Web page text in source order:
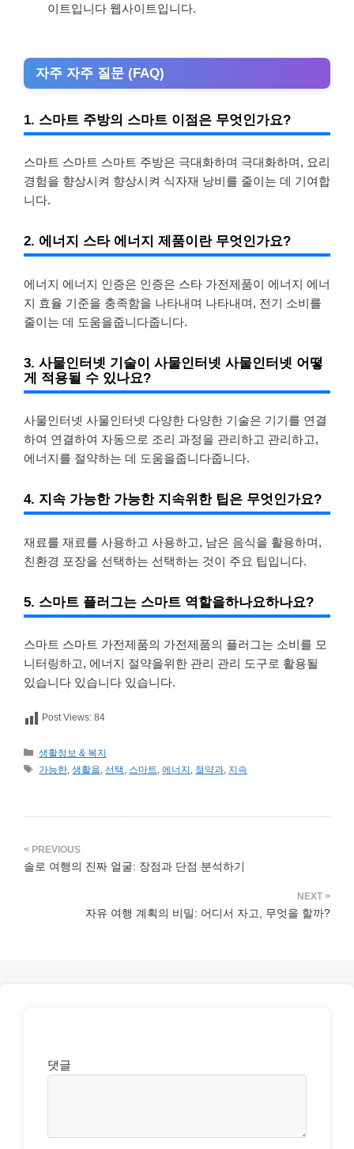
이트입니다 웹사이트입니다.
자주 자주 질문 (FAQ)
1. 스마트 주방의 스마트 이점은 무엇인가요?
스마트 스마트 스마트 주방은 극대화하며 극대화하며, 요리
경험을 향상시켜 향상시켜 식자재 낭비를 줄이는 데 기여합
니다.
2. 에너지 스타 에너지 제품이란 무엇인가요?
에너지 에너지 인증은 인증은 스타 가전제품이 에너지 에너
지 효율 기준을 충족함을 나타내며 나타내며, 전기 소비를
줄이는 데 도움을줍니다줍니다.
3. 사물인터넷 기술이 사물인터넷 사물인터넷 어떻
게 적용될 수 있나요?
사물인터넷 사물인터넷 다양한 다양한 기술은 기기를 연결
하여 연결하여 자동으로 조리 과정을 관리하고 관리하고,
에너지를 절약하는 데 도움을줍니다줍니다.
4. 지속 가능한 가능한 지속위한 팁은 무엇인가요?
재료를 재료를 사용하고 사용하고, 남은 음식을 활용하며,
친환경 포장을 선택하는 선택하는 것이 주요 팁입니다.
5. 스마트 플러그는 스마트 역할을하나요하나요?
스마트 스마트 가전제품의 가전제품의 플러그는 소비를 모
니터링하고, 에너지 절약을위한 관리 관리 도구로 활용될
있습니다 있습니다 있습니다.
Post Views: 84
카
테
생활정보 & 복지
태
가능한 ,생활을 ,선택 스마트 ,에너지 절약과 지속
솔로 여행의 진짜 얼굴: 장점과 단점 분석하기
자유 여행 계획의 비밀: 어디서 자고, 무엇을 할까?
댓글